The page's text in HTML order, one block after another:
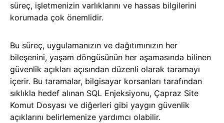
süreç, işletmenizin varlıklarını ve hassas bilgilerini
korumada çok önemlidir.
Bu süreç, uygulamanızın ve dağıtımınızın her
bileşenini, yaşam döngüsünün her aşamasında bilinen
güvenlik açıkları açısından düzenli olarak taramayı
içerir. Bu taramalar, bilgisayar korsanları tarafından
sıklıkla hedef alınan SQL Enjeksiyonu, Çapraz Site
Komut Dosyası ve diğerleri gibi yaygın güvenlik
açıklarını belirlemenize yardımcı olabilir.